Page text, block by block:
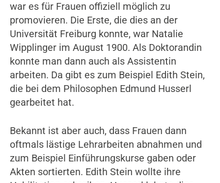
war es für Frauen offiziell möglich zu
promovieren. Die Erste, die dies an der
Universität Freiburg konnte, war Natalie
Wipplinger im August 1900. Als Doktorandin
konnte man dann auch als Assistentin
arbeiten. Da gibt es zum Beispiel Edith Stein,
die bei dem Philosophen Edmund Husserl
gearbeitet hat.
Bekannt ist aber auch, dass Frauen dann
oftmals lästige Lehrarbeiten abnahmen und
zum Beispiel Einführungskurse gaben oder
Akten sortierten. Edith Stein wollte ihre